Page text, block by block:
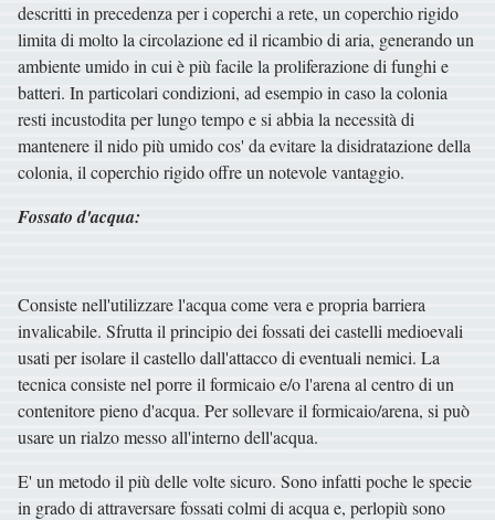
descritti in precedenza per i coperchi a rete, un coperchio rigido
limita di molto la circolazione ed il ricambio di aria, generando un
ambiente umido in cui è più facile la proliferazione di funghi e
batteri. In particolari condizioni, ad esempio in caso la colonia
resti incustodita per lungo tempo e si abbia la necessità di
mantenere il nido più umido cos' da evitare la disidratazione della
colonia, il coperchio rigido offre un notevole vantaggio.
Fossato d'acqua:
Consiste nell'utilizzare l'acqua come vera e propria barriera
invalicabile. Sfrutta il principio dei fossati dei castelli medioevali
usati per isolare il castello dall'attacco di eventuali nemici. La
tecnica consiste nel porre il formicaio e/o l'arena al centro di un
contenitore pieno d'acqua. Per sollevare il formicaio/arena, si può
usare un rialzo messo all'interno dell'acqua.
E' un metodo il più delle volte sicuro. Sono infatti poche le specie
in grado di attraversare fossati colmi di acqua e, perlopiù sono